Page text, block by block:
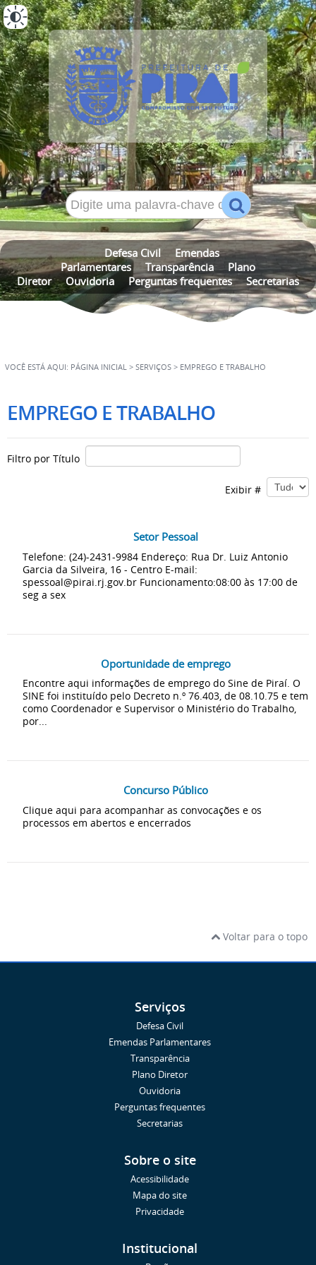
ALTO CONTRASTE MAPA DO SITE
Defesa Civil
Emendas
Parlamentares
Transparência
Plano
Diretor
Ouvidoria Perguntas frequentes Secretarias
VOCÊ ESTÁ AQUI: PÁGINA INICIAL > SERVIÇOS > EMPREGO E TRABALHO
EMPREGO E TRABALHO
Filtro por Título
Exibir #
Setor Pessoal
Telefone: (24)-2431-9984 Endereço: Rua Dr. Luiz Antonio
Garcia da Silveira, 16 - Centro E-mail:
spessoal@pirai.rj.gov.br Funcionamento:08:00 às 17:00 de
seg a sex
Oportunidade de emprego
Encontre aqui informações de emprego do Sine de Piraí. O
SINE foi instituído pelo Decreto n.º 76.403, de 08.10.75 e tem
como Coordenador e Supervisor o Ministério do Trabalho,
por...
Concurso Público
Clique aqui para acompanhar as convocações e os
processos em abertos e encerrados
Voltar para o topo
Serviços
Defesa Civil
Emendas Parlamentares
Transparência
Plano Diretor
Ouvidoria
Perguntas frequentes
Secretarias
Sobre o site
Acessibilidade
Mapa do site
Privacidade
Institucional